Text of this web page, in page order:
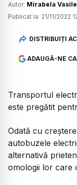
Autor: Mirabela Vasile
Publicat la: 21/11/2022
DISTRIBUIȚI
ADAUGĂ-NE CA
Transportul
este pregătit
Odată cu
autobuzele
alternativă
omologii lor care